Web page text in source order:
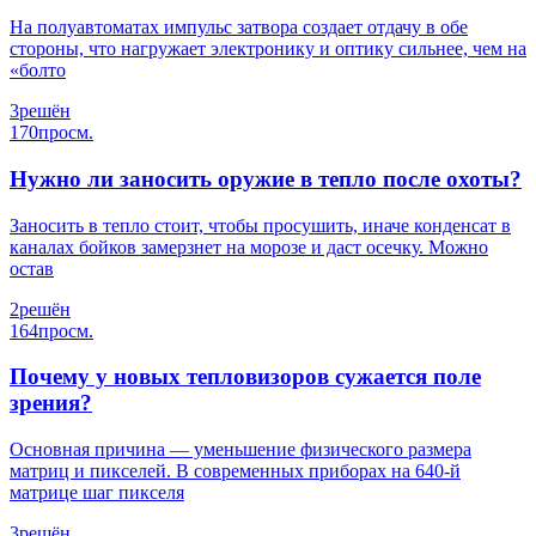
На полуавтоматах импульс затвора создает отдачу в обе
стороны, что нагружает электронику и оптику сильнее, чем на
«болто
3решён
170просм.
Нужно ли заносить оружие в тепло после охоты?
Заносить в тепло стоит, чтобы просушить, иначе конденсат в
каналах бойков замерзнет на морозе и даст осечку. Можно
остав
2решён
164просм.
Почему у новых тепловизоров сужается поле
зрения?
Основная причина — уменьшение физического размера
матриц и пикселей. В современных приборах на 640-й
матрице шаг пикселя